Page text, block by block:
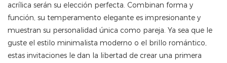
acrílica serán su elección perfecta. Combinan forma y
función, su temperamento elegante es impresionante y
muestran su personalidad única como pareja. Ya sea que le
guste el estilo minimalista moderno o el brillo romántico,
estas invitaciones le dan la libertad de crear una primera